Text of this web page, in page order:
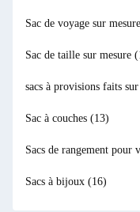
Sac de voyage sur mesure
Sac de taille sur mesure
sacs à provisions faits
Sac à couches (13)
Sacs de rangement pour
Sacs à bijoux (16)